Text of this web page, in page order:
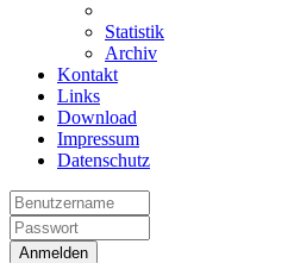
Statistik
Archiv
Kontakt
Links
Download
Impressum
Datenschutz
Anmelden